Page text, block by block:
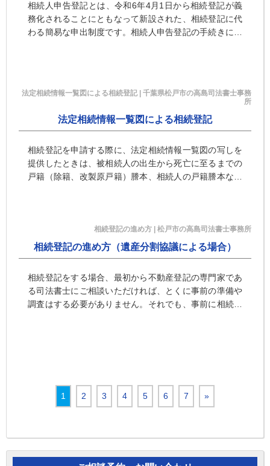
相続人申告登記とは、令和6年4月1日から相続登記が義
務化されることにともなって新設された、相続登記に代
わる簡易な申出制度です。相続人申告登記の手続きにつ
法定相続情報一覧図による相続登記 | 千葉県松戸市の高島司法書士事務
所
法定相続情報一覧図による相続登記
相続登記を申請する際に、法定相続情報一覧図の写しを
提供したときは、被相続人の出生から死亡に至るまでの
戸籍（除籍、改製原戸籍）謄本、相続人の戸籍謄本など
相続登記の進め方 | 松戸市の高島司法書士事務所
相続登記の進め方（遺産分割協議による場合）
相続登記をする場合、最初から不動産登記の専門家であ
る司法書士にご相談いただければ、とくに事前の準備や
調査はする必要がありません。それでも、事前に相続登
1 2 3 4 5 6 7 »